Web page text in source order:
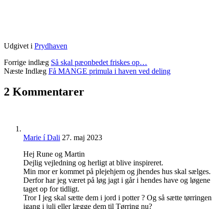
Udgivet i Prydhaven
Forrige indlæg Så skal pæonbedet friskes op…
Næste Indlæg Få MANGE primula i haven ved deling
2 Kommentarer
Marie í Dali 27. maj 2023
Hej Rune og Martin
Dejlig vejledning og herligt at blive inspireret.
Min mor er kommet på plejehjem og jhendes hus skal sælges.
Derfor har jeg været på løg jagt i går i hendes have og løgene
taget op for tidligt.
Tror I jeg skal sætte dem i jord i potter ? Og så sætte tørringen
igang i juli eller lægge dem til Tørring nu?